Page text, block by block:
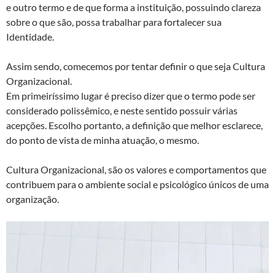
e outro termo e de que forma a instituição, possuindo clareza
sobre o que são, possa trabalhar para fortalecer sua
Identidade.
Assim sendo, comecemos por tentar definir o que seja Cultura
Organizacional.
Em primeiríssimo lugar é preciso dizer que o termo pode ser
considerado polissêmico, e neste sentido possuir várias
acepções. Escolho portanto, a definição que melhor esclarece,
do ponto de vista de minha atuação, o mesmo.
Cultura Organizacional, são os valores e comportamentos que
contribuem para o ambiente social e psicológico únicos de uma
organização.